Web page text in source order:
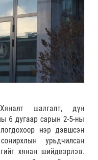
шалгалт, дүн
6 дугаар сарын 2-5-ны
нэр дэвшсэн
урьдчилсан
хянан шийдвэрлэв.